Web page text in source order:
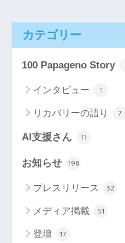
カテゴリー
100 Papageno Story
インタビュー 1
リカバリーの語り 7
AI支援さん 11
お知らせ 198
プレスリリース 32
メディア掲載 51
登壇 17